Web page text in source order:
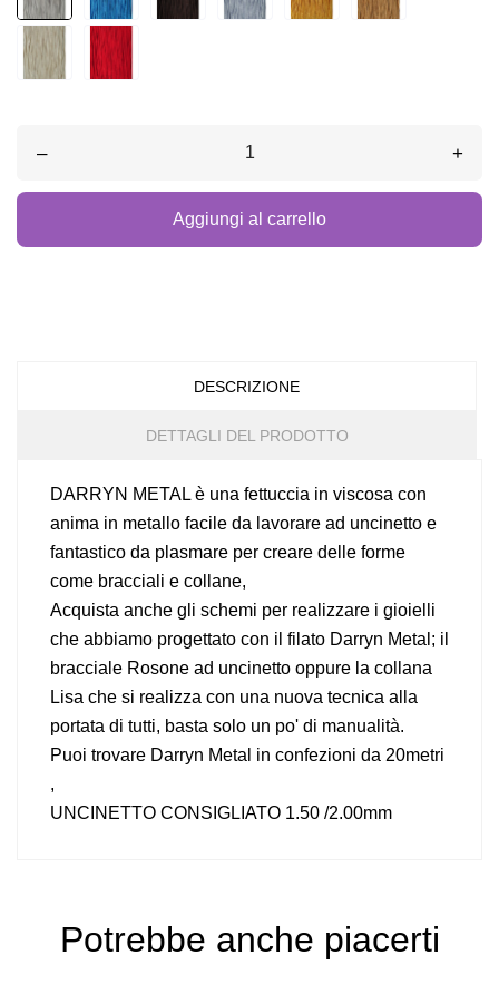
– +
Aggiungi al carrello
DESCRIZIONE
DETTAGLI DEL PRODOTTO
DARRYN METAL è una fettuccia in viscosa con
anima in metallo facile da lavorare ad uncinetto e
fantastico da plasmare per creare delle forme
come bracciali e collane,
Acquista anche gli schemi per realizzare i gioielli
che abbiamo progettato con il filato Darryn Metal; il
bracciale Rosone ad uncinetto oppure la collana
Lisa che si realizza con una nuova tecnica alla
portata di tutti, basta solo un po' di manualità.
Puoi trovare Darryn Metal in confezioni da 20metri
,
UNCINETTO CONSIGLIATO 1.50 /2.00mm
Potrebbe anche piacerti